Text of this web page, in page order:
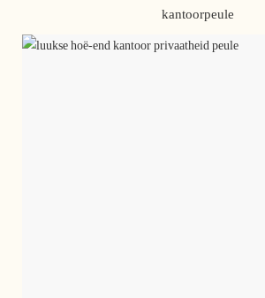
kantoorpeule